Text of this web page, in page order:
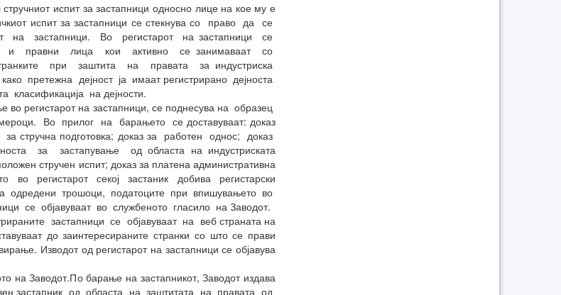
испит за застапници односно лице на кое му е
испит за застапници се стекнува со право да се
на застапници. Во регистарот на застапници се
и правни лица кои активно се занимаваат со
при заштита на правата за индустриска
претежна дејност ја имаат регистрирано дејноста
класификација на дејности.
во регистарот на застапници, се поднесува на образец
Во прилог на барањето се доставуваат: доказ
за стручна подготовка; доказ за работен однос; доказ
за застапување од областа на индустриската
стручен испит; доказ за платена административна
во регистарот секој застаник добива регистарски
одредени трошоци, податоците при впишувањето во
се објавуваат во службеното гласило на Заводот.
застапници се објавуваат на веб страната на
до заинтересираните странки со што се прави
Изводот од регистарот на застапници се објавува
на Заводот.По барање на застапникот, Заводот издава
застапник од областа на заштитата на правата од